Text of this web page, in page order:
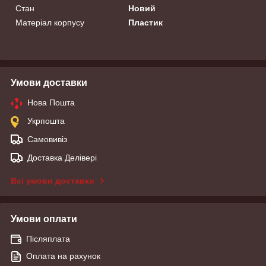
Стан
Новий
Матеріал корпусу
Пластик
Умови доставки
Нова Пошта
Укрпошта
Самовивіз
Доставка Делівері
Всі умови доставки
Умови оплати
Післяплата
Оплата на рахунок